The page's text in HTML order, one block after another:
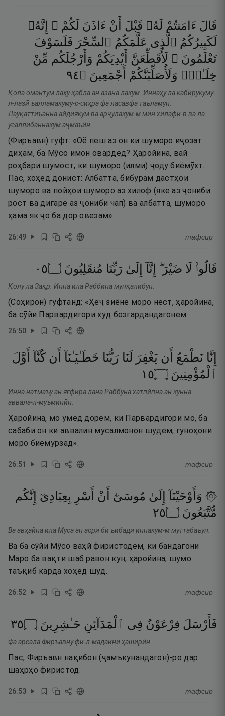
قَالَ ءَامَنتُمْ لَهُۥ قَبْلَ أَنْ ءَاذَنَ لَكُمْ ۖ إِنَّهُۥ
لَكَبِيرُكُمُ ٱلَّذِى عَلَّمَكُمُ ٱلسِّحْرَ فَلَسَوْفَ
تَعْلَمُونَ ۚ لَأُقَطِّعَنَّ أَيْدِيَكُمْ وَأَرْجُلَكُم مِّنْ
خِلَـٰفٍۢ وَلَأُصَلِّبَنَّكُمْ أَجْمَعِينَ ۝٤٩
Қола омантум лаҳу қабла ан азана лакум. Иннаҳу ла кабӣрукуму-
л-лазӣ ъалламакуму-с-сиҳра фа ласавфа таъламун.
Лауқаттиъанна айдиякум ва арҷулакум-м мин хилафи-в ва ла
усаллибаннакум аҷмаъӣн.
(Фиръавн) гуфт: «Оё пеш аз он ки шуморо иҷозат
диҳам, ба Мӯсо имон овардед? Ҳаройина, вай
роҳбари шумост, ки шуморо (илми) ҷоду биёмӯхт.
Пас, хоҳед донист: Албатта, бибурам дастҳои
шуморо ва пойҳои шуморо аз хилоф (яке аз ҷониби
рост ва дигаре аз ҷониби чап) ва албатта, шуморо
ҳама як ҷо ба дор овезам».
26:49 тафсир
قَالُوا۟ لَا ضَيْرَ ۖ إِنَّآ إِلَىٰ رَبِّنَا مُنقَلِبُونَ ۝٥٠
Қолу ла Зақр. Инна ила Раббина мунқалибун.
(Соҳирон) гуфтанд: «Ҳеҷ зиёне моро нест, ҳаройина,
ба сӯйи Парвардигори худ бозгардандагонем.
26:50
إِنَّا نَطْمَعُ أَن يَغْفِرَ لَنَا رَبُّنَا خَطَـٰيَـٰنَآ أَن كُنَّآ
أَوَّلَ
ٱلْمُؤْمِنِينَ ۝٥١
Инна натмаъу ан яғфира лана Раббуна хатпйпна ан кунна
аввала-л-муъминӣн.
Ҳаройина, мо умед дорем, ки Парвардигори мо, ба
сабаби он ки аввалин мусалмонон шудем, гуноҳони
моро биёмурзад».
26:51 тафсир
۞ وَأَوْحَيْنَآ إِلَىٰ مُوسَىٰٓ أَنْ أَسْرِ بِعِبَادِىٓ إِنَّكُم
مُّتَّبَعُونَ ۝٥٢
Ва авҳайна ила Муса ан асри би ъибади иннакум-м муттабаъун.
Ва ба сӯйи Мӯсо ваҳй фиристодем, ки бандагони
Маро ба вақти шаб равон кун, ҳаройина, шумо
таъқиб карда хоҳед шуд.
26:52 тафсир
فَأَرْسَلَ فِرْعَوْنُ فِى ٱلْمَدَآئِنِ حَـٰشِرِينَ ۝٥٣
Фа арсала Фиръавну фи-л-мадаини ҳаширӣн.
Пас, Фиръавн нақибон (ҷамъкунандагон)-ро дар
шаҳрҳо фиристод.
26:53 тафсир